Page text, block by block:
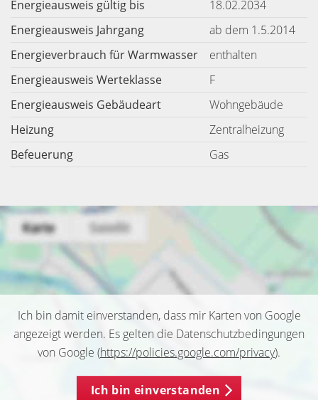
Energieausweis gültig bis
18.02.2034
Energieausweis Jahrgang
ab dem 1.5.2014
Energieverbrauch für Warmwasser
enthalten
Energieausweis Werteklasse
F
Energieausweis Gebäudeart
Wohngebäude
Heizung
Zentralheizung
Befeuerung
Gas
Ich bin damit einverstanden, dass mir Karten von Google
angezeigt werden. Es gelten die Datenschutzbedingungen
von Google (https://policies.google.com/privacy).
Ich bin einverstanden